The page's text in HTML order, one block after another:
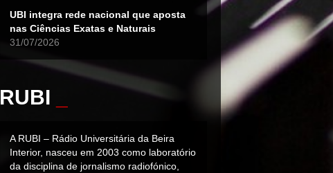
UBI integra rede nacional que aposta
nas Ciências Exatas e Naturais
31/07/2026
RUBI
A RUBI – Rádio Universitária da Beira
Interior, nasceu em 2003 como laboratório
da disciplina de jornalismo radiofónico,